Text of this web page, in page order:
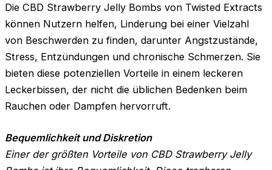
Die CBD Strawberry Jelly Bombs von Twisted Extracts
können Nutzern helfen, Linderung bei einer Vielzahl
von Beschwerden zu finden, darunter Angstzustände,
Stress, Entzündungen und chronische Schmerzen. Sie
bieten diese potenziellen Vorteile in einem leckeren
Leckerbissen, der nicht die üblichen Bedenken beim
Rauchen oder Dampfen hervorruft.
Bequemlichkeit und Diskretion
Einer der größten Vorteile von CBD Strawberry Jelly